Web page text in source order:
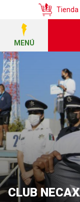
Tienda
MENÚ
CLUB